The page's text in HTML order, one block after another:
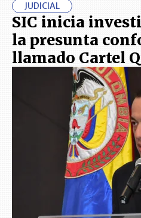
JUDICIAL
SIC inicia
la presunta
llamado Cartel